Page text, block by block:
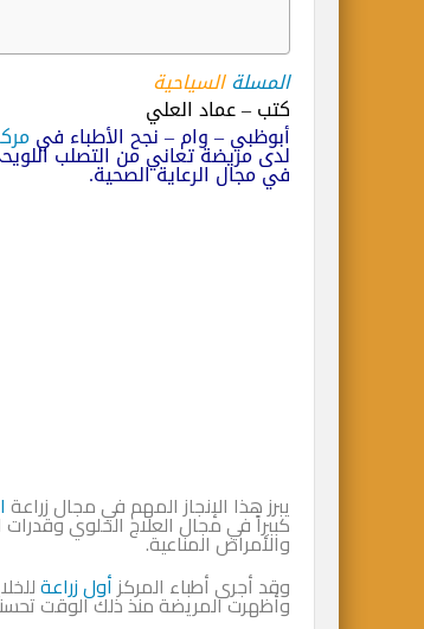
المسلةالسياحية
كتب – عماد العلي
أبوظبي – وام – نجح الأطباء في
لدى مريضة تعاني من التصلب
في مجال الرعاية الصحية.
يبرز هذا الإنجاز المهم في مجال زراعة
كبيراً في مجال العلاج الخلوي
والأمراض المناعية.
وقد أجرى أطباء المركزأول زراعة
وأظهرت المريضة منذ ذلك الوقت